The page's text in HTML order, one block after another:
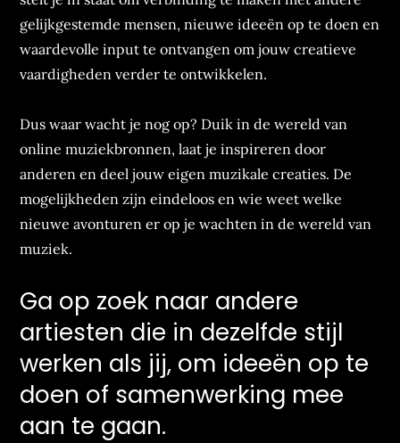
gelijkgestemde mensen, nieuwe ideeën op te doen en
waardevolle input te ontvangen om jouw creatieve
vaardigheden verder te ontwikkelen.
Dus waar wacht je nog op? Duik in de wereld van
online muziekbronnen, laat je inspireren door
anderen en deel jouw eigen muzikale creaties. De
mogelijkheden zijn eindeloos en wie weet welke
nieuwe avonturen er op je wachten in de wereld van
muziek.
Ga op zoek naar andere
artiesten die in dezelfde stijl
werken als jij, om ideeën op te
doen of samenwerking mee
aan te gaan.